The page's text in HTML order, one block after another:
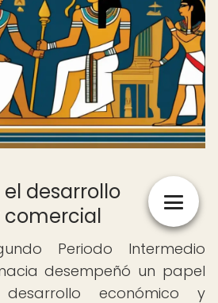
desarrollo
Periodo Intermedio
desempeñó un papel
económico y